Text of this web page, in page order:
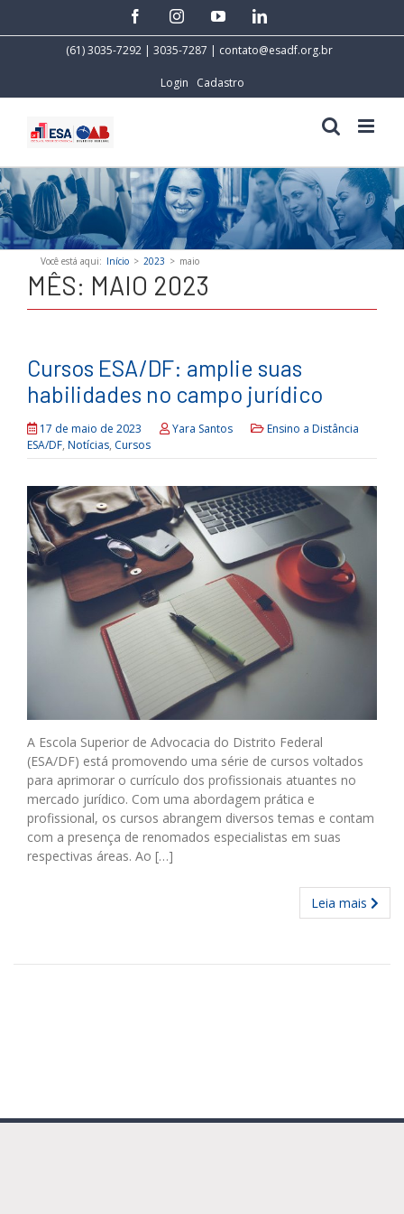
facebookinstagramyoutubelinkedin
(61) 3035-7292 | 3035-7287 | contato@esadf.org.br
Login Cadastro
Você está aqui: Início > 2023 > maio
MÊS: MAIO 2023
Cursos ESA/DF: amplie suas
habilidades no campo jurídico
17 de maio de 2023 Yara Santos
Ensino a Distância
ESA/DF, Notícias, Cursos
A Escola Superior de Advocacia do Distrito Federal
(ESA/DF) está promovendo uma série de cursos voltados
para aprimorar o currículo dos profissionais atuantes no
mercado jurídico. Com uma abordagem prática e
profissional, os cursos abrangem diversos temas e contam
com a presença de renomados especialistas em suas
respectivas áreas. Ao […]
Leia mais